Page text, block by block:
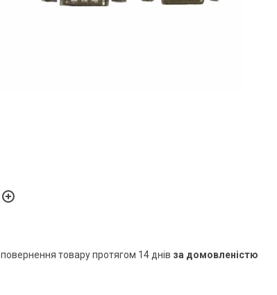
повернення товару протягом 14 днів за домовленістю